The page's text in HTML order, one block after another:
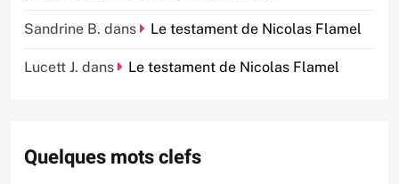
Sandrine B. dans Le testament de Nicolas Flamel
Lucett J. dans Le testament de Nicolas Flamel
Quelques mots clefs